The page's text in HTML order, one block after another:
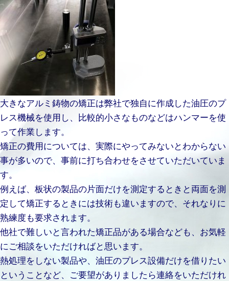
大きなアルミ鋳物の矯正は弊社で独自に作成した油圧のプ
レス機械を使用し、比較的小さなものなどはハンマーを使
って作業します。
矯正の費用については、実際にやってみないとわからない
事が多いので、事前に打ち合わせをさせていただいていま
す。
例えば、板状の製品の片面だけを測定するときと両面を測
定して矯正するときには技術も違いますので、それなりに
熟練度も要求されます。
他社で難しいと言われた矯正品がある場合なども、お気軽
にご相談をいただければと思います。
熱処理をしない製品や、油圧のプレス設備だけを借りたい
ということなど、ご要望がありましたら連絡をいただけれ